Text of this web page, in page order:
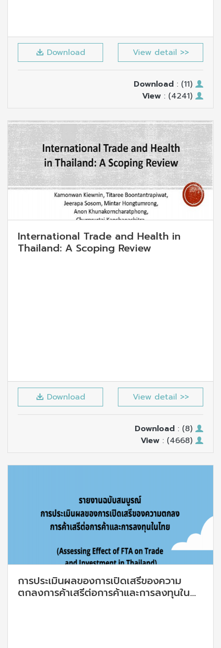
Download View detail >>
Download : (11)
View : (4241)
International Trade and Health in
Thailand: A Scoping Review
Download View detail >>
Download : (8)
View : (4668)
การประเมินผลของการเปิดเสรีของความ
ตกลงการค้าเสรีต่อการค้าและการลงทุนใน